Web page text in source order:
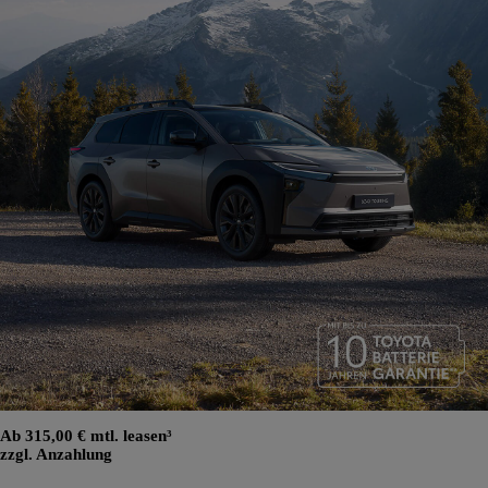
Ab 315,00 € mtl. leasen³
zzgl. Anzahlung